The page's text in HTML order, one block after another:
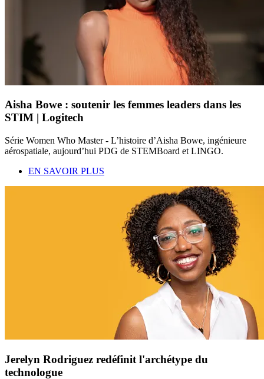
Aisha Bowe : soutenir les femmes leaders dans les
STIM | Logitech
Série Women Who Master - L’histoire d’Aisha Bowe, ingénieure
aérospatiale, aujourd’hui PDG de STEMBoard et LINGO.
EN SAVOIR PLUS
Jerelyn Rodriguez redéfinit l'archétype du
technologue